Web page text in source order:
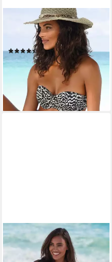
LASCANA
Bügel-Bandeau-Bikini-Top
Clara, mit Wickeloptik
(40)
59,99 € 79,99 €
lieferbar - in 1-2 Werktagen bei dir
Bügel-Bandeau-Bikini-Top
Lady, mit floralem Design